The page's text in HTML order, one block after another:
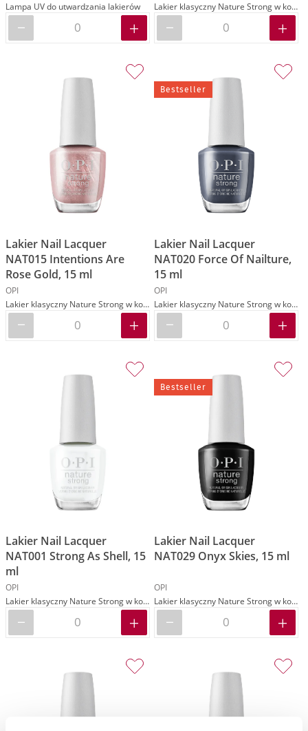
Lampa UV do utwardzania lakierów
Lakier klasyczny Nature Strong w kolorze czerwonym
Lakier Nail Lacquer
NAT015 Intentions Are
Rose Gold, 15 ml
OPI
Lakier klasyczny Nature Strong w kolorze różowym
Bestseller
Lakier Nail Lacquer
NAT020 Force Of Nailture,
15 ml
OPI
Lakier klasyczny Nature Strong w kolorze szarym
Lakier Nail Lacquer
NAT001 Strong As Shell, 15
ml
OPI
Lakier klasyczny Nature Strong w kolorze białym
Bestseller
Lakier Nail Lacquer
NAT029 Onyx Skies, 15 ml
OPI
Lakier klasyczny Nature Strong w kolorze czarnym